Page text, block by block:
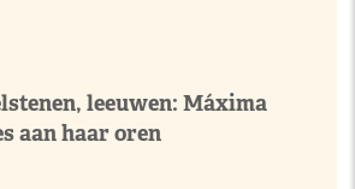
leeuwen: Máxima
aan haar oren